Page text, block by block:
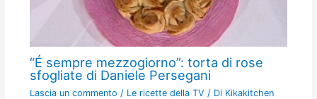
“É sempre mezzogiorno”: torta di rose
sfogliate di Daniele Persegani
Lascia un commento / Le ricette della TV / Di Kikakitchen